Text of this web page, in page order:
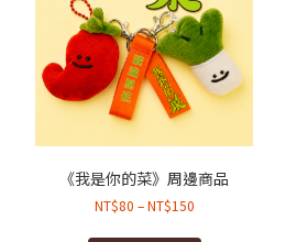
《我是你的菜》周邊商品
NT$80 –NT$150